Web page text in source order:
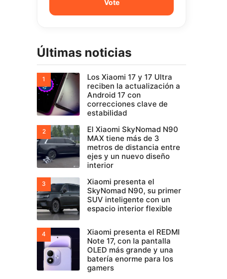
Últimas noticias
Los Xiaomi 17 y 17 Ultra
reciben la actualización a
Android 17 con
correcciones clave de
estabilidad
El Xiaomi SkyNomad N90
MAX tiene más de 3
metros de distancia entre
ejes y un nuevo diseño
interior
Xiaomi presenta el
SkyNomad N90, su primer
SUV inteligente con un
espacio interior flexible
Xiaomi presenta el REDMI
Note 17, con la pantalla
OLED más grande y una
batería enorme para los
gamers